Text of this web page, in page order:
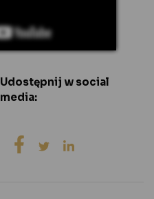
Udostępnij w social
media: